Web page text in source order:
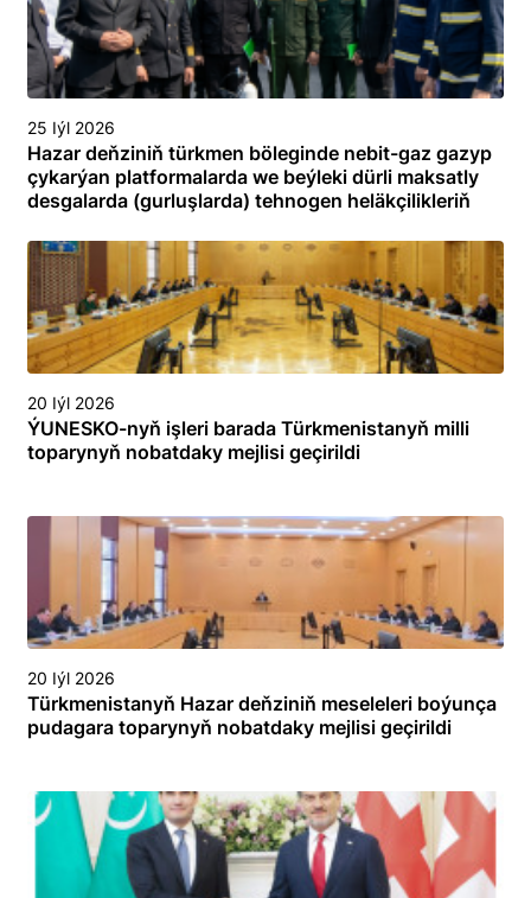
25 Iýl 2026
Hazar deňziniň türkmen böleginde nebit-gaz gazyp
çykarýan platformalarda we beýleki dürli maksatly
desgalarda (gurluşlarda) tehnogen heläkçilikleriň
toplumlaýyn türgenleşik okuwy
20 Iýl 2026
ÝUNESKO-nyň işleri barada Türkmenistanyň milli
toparynyň nobatdaky mejlisi geçirildi
20 Iýl 2026
Türkmenistanyň Hazar deňziniň meseleleri boýunça
pudagara toparynyň nobatdaky mejlisi geçirildi